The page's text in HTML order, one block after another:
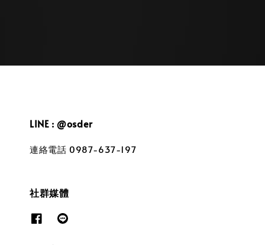
LINE : @osder
連絡電話 0987-637-197
社群媒體